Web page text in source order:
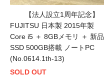
【法人設立1周年記念】
FUJITSU 日本製 2015年製
Core i5 ＋ 8GBメモリ ＋ 新品
SSD 500GB搭載 ノートPC
(No.0614.1th-13)
SOLD OUT